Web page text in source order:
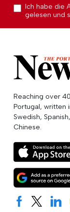
Ich habe die
gelesen und
Reaching over
Portugal, written
Swedish,
Chinese.